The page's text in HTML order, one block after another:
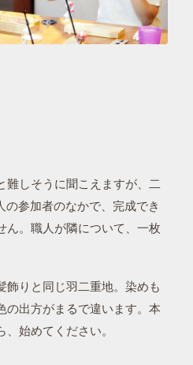
難しそうに聞こえますが、二
の参加者のなかで、完成でき
ん。職人が隣について、一枚
飾りと同じ羽二重地。染めも
の出方がまるで違います。本
始めてください。